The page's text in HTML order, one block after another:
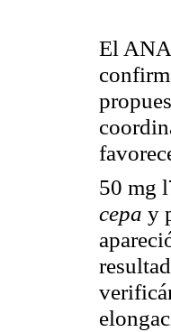
El
50 mg l
cepa y